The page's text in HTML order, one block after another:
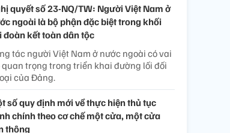
quyết số 23-NQ/TW: Người Việt Nam ở
ngoài là bộ phận đặc biệt trong khối
đoàn kết toàn dân tộc
tác người Việt Nam ở nước ngoài có vai
trọng trong triển khai đường lối đối
của Đảng.
số quy định mới về thực hiện thủ tục
chính theo cơ chế một cửa, một cửa
thông